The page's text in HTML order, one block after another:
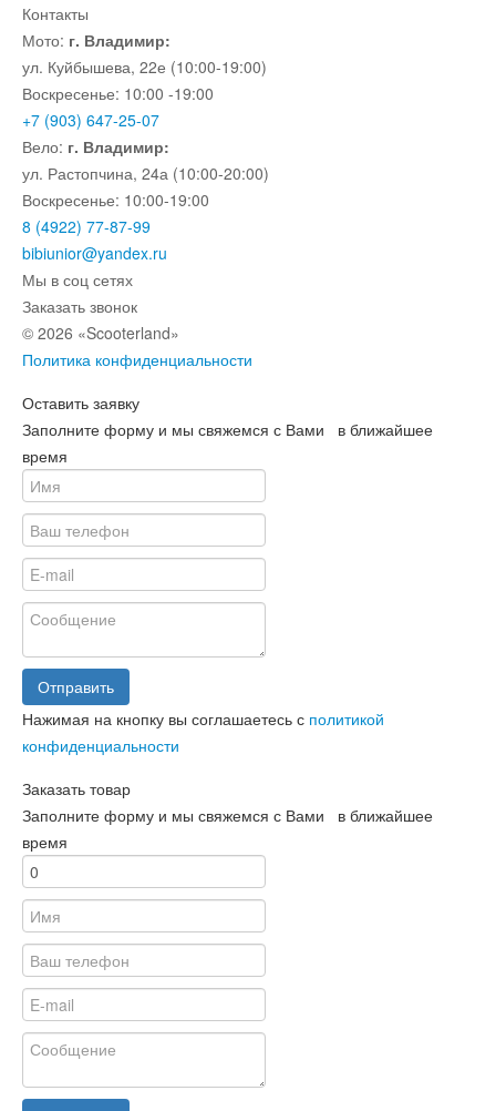
Контакты
Мото: г. Владимир:
ул. Куйбышева, 22е (10:00-19:00)
Воскресенье: 10:00 -19:00
+7 (903) 647-25-07
Вело: г. Владимир:
ул. Растопчина, 24а (10:00-20:00)
Воскресенье: 10:00-19:00
8 (4922) 77-87-99
bibiunior@yandex.ru
Мы в соц сетях
Заказать звонок
© 2026 «Scooterland»
Политика конфиденциальности
Оставить заявку
Заполните форму и мы свяжемся с Вами в ближайшее
время
Отправить
Нажимая на кнопку вы соглашаетесь с политикой
конфиденциальности
Заказать товар
Заполните форму и мы свяжемся с Вами в ближайшее
время